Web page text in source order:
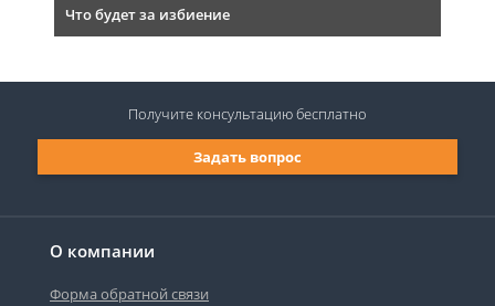
Что будет за избиение
О компании
Форма обратной связи
Задать вопрос
Получите консультациюбесплатно